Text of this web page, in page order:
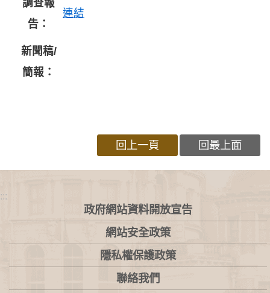
調查報
告：
連結
新聞稿/
簡報：
回上一頁 回最上面
:::
政府網站資料開放宣告
網站安全政策
隱私權保護政策
聯絡我們